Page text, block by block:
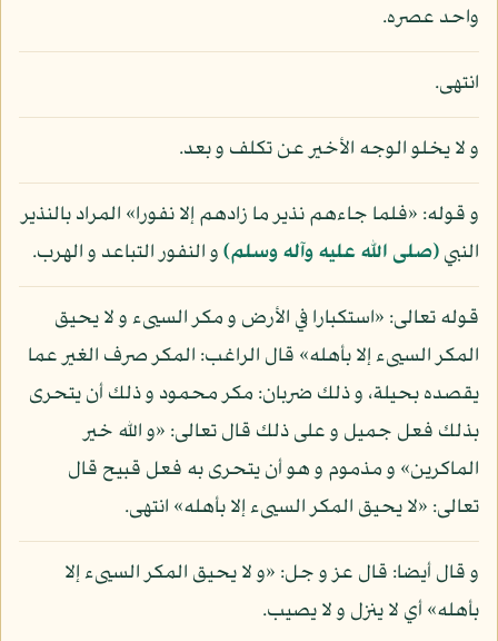
واحد عصره.
انتهى.
و لا يخلو الوجه الأخير عن تكلف و بعد.
و قوله: «فلما جاءهم نذير ما زادهم إلا نفورا» المراد بالنذير
النبي(صلى الله عليه وآله وسلم)و النفور التباعد و الهرب.
قوله تعالى: «استكبارا في الأرض و مكر السيىء و لا يحيق
المكر السيىء إلا بأهله» قال الراغب: المكر صرف الغير عما
يقصده بحيلة، و ذلك ضربان: مكر محمود و ذلك أن يتحرى
بذلك فعل جميل و على ذلك قال تعالى: «و الله خير
الماكرين» و مذموم و هو أن يتحرى به فعل قبيح قال
تعالى: «لا يحيق المكر السيىء إلا بأهله» انتهى.
و قال أيضا: قال عز و جل: «و لا يحيق المكر السيىء إلا
بأهله» أي لا ينزل و لا يصيب.